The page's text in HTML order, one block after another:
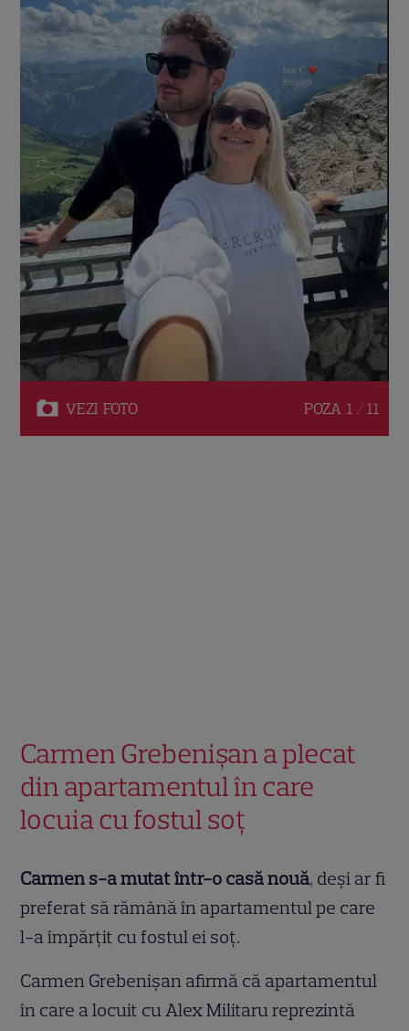
VEZI FOTO POZA 1 / 11
Carmen Grebenișan a plecat
din apartamentul în care
locuia cu fostul soț
Carmen s-a mutat într-o casă nouă, deși ar fi
preferat să rămână în apartamentul pe care
l-a împărțit cu fostul ei soț.
Carmen Grebenișan afirmă că apartamentul
în care a locuit cu Alex Militaru reprezintă